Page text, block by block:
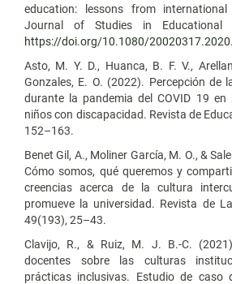
education: lessons from international
Journal of Studies in Educational
https://doi.org/10.1080/
Asto, M. Y. D., Huanca, B. F. V.,
Gonzales, E. O. (2022). Percepción de
durante la pandemia del COVID 19
niños con discapacidad. Revista de
152–163.
Benet Gil, A., Moliner García, M. O., &
Cómo somos, qué queremos y
creencias acerca de la cultura
promueve la universidad. Revista de
49(193), 25–43.
Clavijo, R., & Ruiz, M. J. B.-C.
docentes sobre las culturas
prácticas inclusivas. Estudio de caso